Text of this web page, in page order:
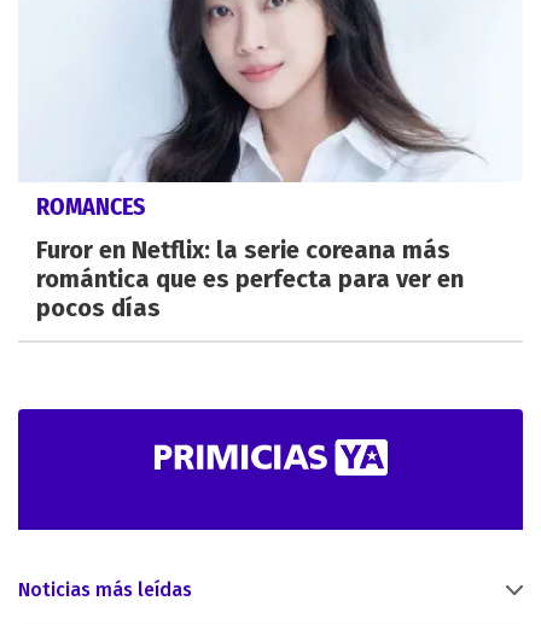
ROMANCES
Furor en Netflix: la serie coreana más
romántica que es perfecta para ver en
pocos días
Noticias más leídas